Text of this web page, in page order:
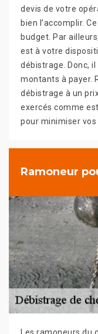
devis de votre
bien l’accomplir.
budget. Par
est à votre
débistrage. Donc,
montants à payer.
débistrage à un
exercés comme
pour minimiser vos
Ramoneur
Les ramoneurs du